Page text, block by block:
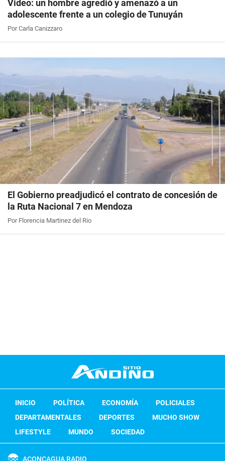
Video: un hombre agredió y amenazó a un
adolescente frente a un colegio de Tunuyán
Por Carla Canizzaro
El Gobierno preadjudicó el contrato de concesión de
la Ruta Nacional 7 en Mendoza
Por Florencia Martinez del Rio
INICIO POLÍTICA ECONOMÍA
POLICIALES
DEPARTAMENTALES
DEPORTES
MUCHO SHOW
LIFESTYLE
MUNDO SOCIEDAD
ACONCAGUA RADIO